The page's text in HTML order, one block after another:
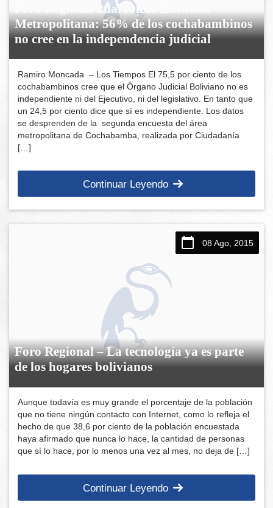
Foro Regional 2da. ronda Encuesta
Metropolitana: 56% de los cochabambinos
no cree en la independencia judicial
Ramiro Moncada – Los Tiempos El 75,5 por ciento de los
cochabambinos cree que el Órgano Judicial Boliviano no es
independiente ni del Ejecutivo, ni del legislativo. En tanto que
un 24,5 por ciento dice que sí es independiente. Los datos
se desprenden de la segunda encuesta del área
metropolitana de Cochabamba, realizada por Ciudadanía
[…]
Continuar Leyendo
08 Ago, 2015
Foro Regional – La tecnología ya es parte
de los hogares bolivianos
Aunque todavía es muy grande el porcentaje de la población
que no tiene ningún contacto con Internet, como lo refleja el
hecho de que 38,6 por ciento de la población encuestada
haya afirmado que nunca lo hace, la cantidad de personas
que sí lo hace, por lo menos una vez al mes, no deja de […]
Continuar Leyendo